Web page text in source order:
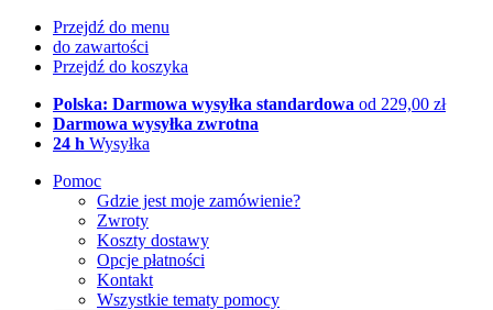
Przejdź do menu
do zawartości
Przejdź do koszyka
Polska: Darmowa wysyłka standardowa od 229,00 zł
Darmowa wysyłka zwrotna
24 h Wysyłka
Pomoc
Gdzie jest moje zamówienie?
Zwroty
Koszty dostawy
Opcje płatności
Kontakt
Wszystkie tematy pomocy